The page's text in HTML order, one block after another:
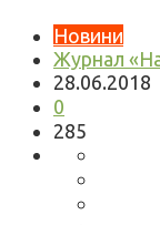
Новини
Журнал
28.06.2018
0
285